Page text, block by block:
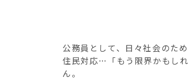
公務員として、日々社会のた
住民対応…「もう限界かもし
ん。